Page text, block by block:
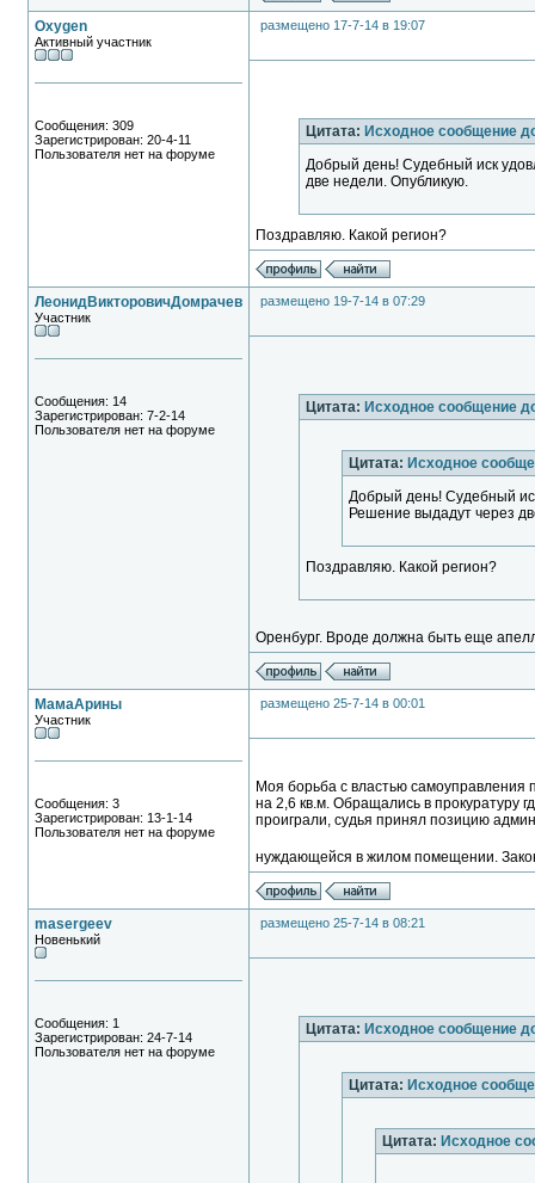
Oxygen
Активный участник
Сообщения: 309
Зарегистрирован: 20-4-11
Пользователя нет на форуме
размещено 17-7-14 в 19:07
Цитата: Исходное сообщение
Добрый день! Судебный иск
две недели. Опубликую.
Поздравляю. Какой регион?
ЛеонидВикторовичДомрачев
Участник
Сообщения: 14
Зарегистрирован: 7-2-14
Пользователя нет на форуме
размещено 19-7-14 в 07:29
Цитата: Исходное сообщение
Цитата: Исходное
Добрый день! Судебный
Решение выдадут через
Поздравляю. Какой регион?
Оренбург. Вроде должна быть еще
МамаАрины
Участник
Сообщения: 3
Зарегистрирован: 13-1-14
Пользователя нет на форуме
размещено 25-7-14 в 00:01
Моя борьба с властью самоуправления
на 2,6 кв.м. Обращались в прокуратуру
проиграли, судья принял позицию
нуждающейся в жилом помещении.
masergeev
Новенький
Сообщения: 1
Зарегистрирован: 24-7-14
Пользователя нет на форуме
размещено 25-7-14 в 08:21
Цитата: Исходное сообщение
Цитата: Исходное
Цитата: Исходное